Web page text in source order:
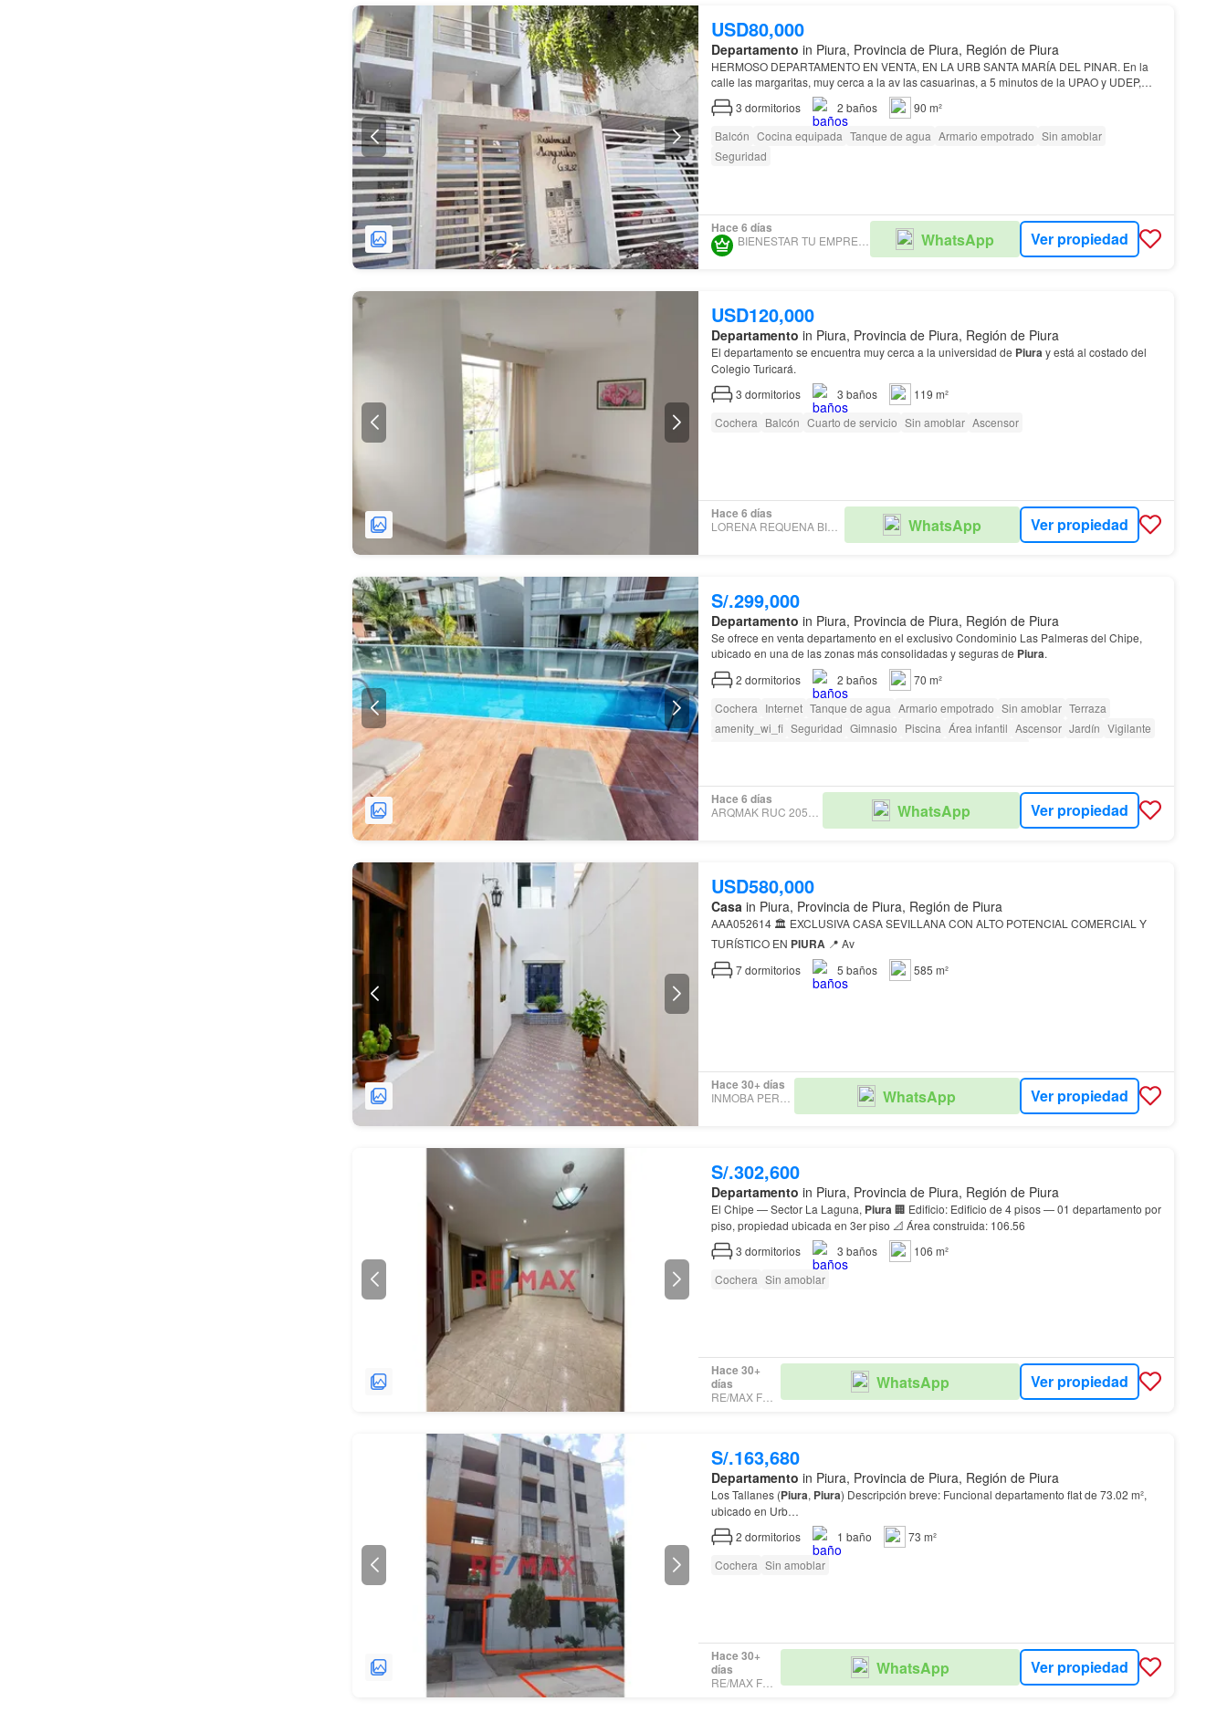
USD80,000
Departamento in Piura, Provincia de Piura, Región de Piura
HERMOSO DEPARTAMENTO EN VENTA, EN LA URB SANTA MARÍA DEL PINAR. En la
calle las margaritas, muy cerca a la av las casuarinas, a 5 minutos de la UPAO y UDEP,
3 dormitorios 2 baños
90 m²
Balcón Cocina equipada Tanque de agua Armario empotrado Sin amoblar
Seguridad
Hace 6 días
BIENESTAR TU EMPRESA DE CONFIANZA WhatsApp Ver propiedad
USD120,000
Departamento in Piura, Provincia de Piura, Región de Piura
El departamento se encuentra muy cerca a la universidad de Piuray está al costado del
Colegio Turicará.
3 dormitorios 3 baños
119 m²
Cochera Balcón Cuarto de servicio Sin amoblar Ascensor
Hace 6 días
LORENA REQUENA BIENES RAICES WhatsApp Ver propiedad
S/.299,000
Departamento in Piura, Provincia de Piura, Región de Piura
Se ofrece en venta departamento en el exclusivo Condominio Las Palmeras del Chipe,
ubicado en una de las zonas más consolidadas y seguras de Piura.
2 dormitorios 2 baños
70 m²
Cochera Internet Tanque de agua Armario empotrado Sin amoblar Terraza
amenity_wi_fi Seguridad Gimnasio Piscina Área infantil Ascensor Jardín Vigilante
Hace 6 días
WhatsApp Ver propiedad
USD580,000
Casa in Piura, Provincia de Piura, Región de Piura
AAA052614 🏛️ EXCLUSIVA CASA SEVILLANA CON ALTO POTENCIAL COMERCIAL Y
TURÍSTICO EN PIURA 📍 Av
7dormitorios 5 baños 585 m²
Hace 30+ días
WhatsApp Ver propiedad
S/.302,600
Departamento in Piura, Provincia de Piura, Región de Piura
El Chipe — Sector La Laguna, Piura
piso, propiedad ubicada en 3er piso 📐 Área construida: 106.56
3 dormitorios 3 baños
106 m²
Cochera Sin amoblar
Hace 30+
días
RE/MAX FORT 2
WhatsApp Ver propiedad
S/.163,680
Departamento in Piura, Provincia de Piura, Región de Piura
Los Tallanes (Piura, Piura) Descripción breve: Funcional departamento flat de 73.02 m²,
ubicado en Urb…
2 dormitorios 1 baño
73 m²
Cochera Sin amoblar
Hace 30+
días
RE/MAX FORT 2
WhatsApp Ver propiedad